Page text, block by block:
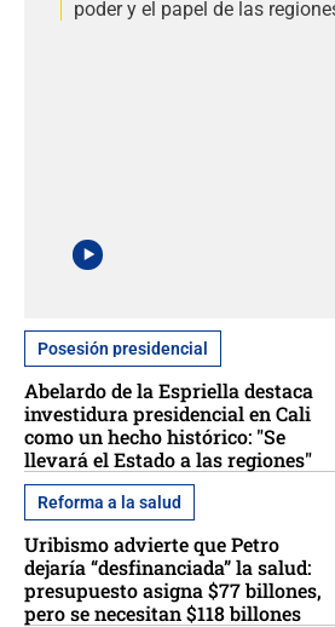
poder y el papel de las
Posesión presidencial
Abelardo de la Espriella destaca
investidura presidencial en Cali
como un hecho histórico: "Se
llevará el Estado a las regiones"
Reforma a la salud
Uribismo advierte que Petro
dejaría “desfinanciada” la salud:
presupuesto asigna $77 billones,
pero se necesitan $118 billones